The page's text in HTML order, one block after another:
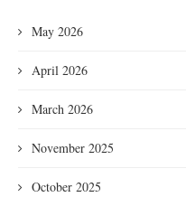
May 2026
April 2026
March 2026
November 2025
October 2025